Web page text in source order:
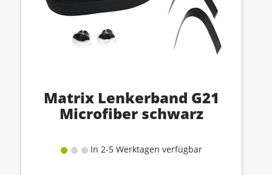
Matrix Lenkerband G21
Microfiber schwarz
In 2-5 Werktagen verfügbar